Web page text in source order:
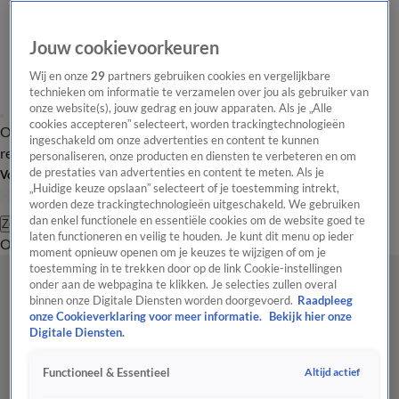
Overzicht Laatste nieuws Regionieuws Het beste van Hart
Tip de
redactie
Volg Hart van Nederland
Zoeken
OverzichtRegioUitzendingenWeerTip de redactiePanelVideo's
Jouw cookievoorkeuren
Wij en onze29 partners gebruiken cookies en vergelijkbare
technieken om informatie te verzamelen over jou als gebruiker van
onze website(s), jouw gedrag en jouw apparaten. Als je „Alle
cookies accepteren” selecteert, worden trackingtechnologieën
ingeschakeld om onze advertenties en content te kunnen
personaliseren, onze producten en diensten te verbeteren en om
de prestaties van advertenties en content te meten. Als je
„Huidige keuze opslaan” selecteert of je toestemming intrekt,
worden deze trackingtechnologieën uitgeschakeld. We gebruiken
dan enkel functionele en essentiële cookies om de website goed te
laten functioneren en veilig te houden. Je kunt dit menu op ieder
moment opnieuw openen om je keuzes te wijzigen of om je
toestemming in te trekken door op de link Cookie-instellingen
onder aan de webpagina te klikken. Je selecties zullen overal
binnen onze Digitale Diensten worden doorgevoerd. Raadpleeg
onze Cookieverklaring voor meer informatie.
Bekijk hier onze
Digitale Diensten.
Functioneel & Essentieel Altijd actief